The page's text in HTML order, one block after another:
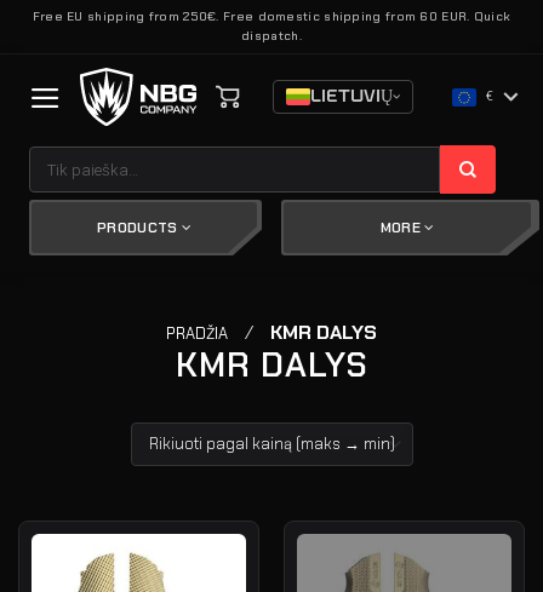
SkipFree EU shipping from 250€. Free domestic shipping from 60 EUR. Quick
dispatch.
LIETUVIŲ €
PRODUCTS MORE
PRADŽIA / KMR DALYS
KMR DALYS